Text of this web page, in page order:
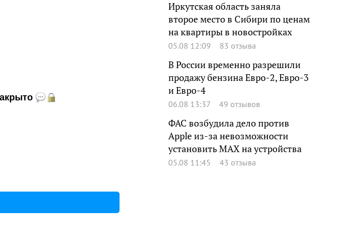
Иркутская область заняла
второе место в Сибири по ценам
на квартиры в новостройках
05.08 12:09 83 отзыва
В России временно разрешили
продажу бензина Евро-2, Евро-3
и Евро-4
06.08 13:37 49 отзывов
ФАС возбудила дело против
Apple из-за невозможности
установить MAX на устройства
05.08 11:45 43 отзыва